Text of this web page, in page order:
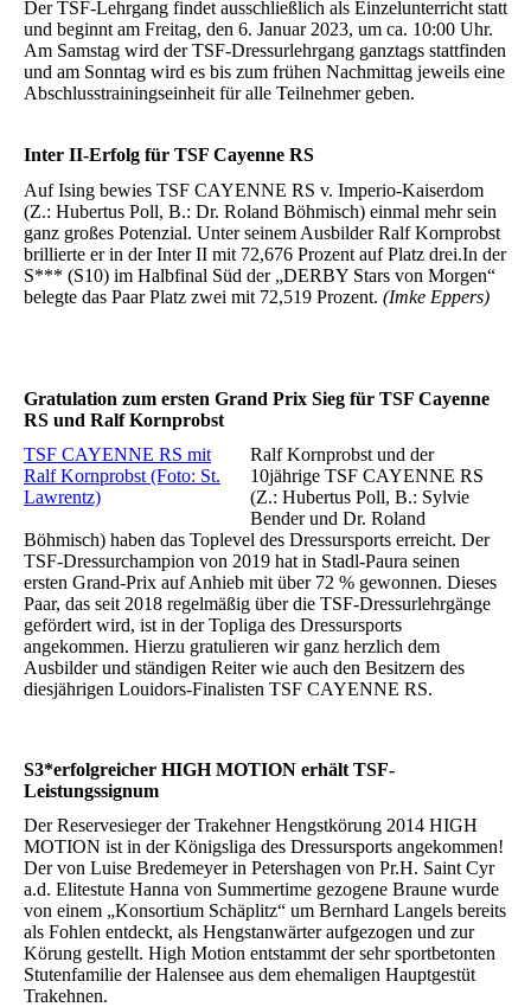
Der TSF-Lehrgang findet ausschließlich als Einzelunterricht statt
und beginnt am Freitag, den 6. Januar 2023, um ca. 10:00 Uhr.
Am Samstag wird der TSF-Dressurlehrgang ganztags stattfinden
und am Sonntag wird es bis zum frühen Nachmittag jeweils eine
Abschlusstrainingseinheit für alle Teilnehmer geben.
Inter II-Erfolg für TSF Cayenne RS
Auf Ising bewies TSF CAYENNE RS v. Imperio-Kaiserdom
(Z.: Hubertus Poll, B.: Dr. Roland Böhmisch) einmal mehr sein
ganz großes Potenzial. Unter seinem Ausbilder Ralf Kornprobst
brillierte er in der Inter II mit 72,676 Prozent auf Platz drei.In der
S*** (S10) im Halbfinal Süd der „DERBY Stars von Morgen“
belegte das Paar Platz zwei mit 72,519 Prozent. (Imke Eppers)
Gratulation zum ersten Grand Prix Sieg für TSF Cayenne
RS und Ralf Kornprobst
TSF CAYENNE RS mit
Ralf Kornprobst (Foto: St.
Lawrentz)
Ralf Kornprobst und der
10jährige TSF CAYENNE RS
(Z.: Hubertus Poll, B.: Sylvie
Bender und Dr. Roland
Böhmisch) haben das Toplevel des Dressursports erreicht. Der
TSF-Dressurchampion von 2019 hat in Stadl-Paura seinen
ersten Grand-Prix auf Anhieb mit über 72 % gewonnen. Dieses
Paar, das seit 2018 regelmäßig über die TSF-Dressurlehrgänge
gefördert wird, ist in der Topliga des Dressursports
angekommen. Hierzu gratulieren wir ganz herzlich dem
Ausbilder und ständigen Reiter wie auch den Besitzern des
diesjährigen Louidors-Finalisten TSF CAYENNE RS.
S3*erfolgreicher HIGH MOTION erhält TSF-
Leistungssignum
Der Reservesieger der Trakehner Hengstkörung 2014 HIGH
MOTION ist in der Königsliga des Dressursports angekommen!
Der von Luise Bredemeyer in Petershagen von Pr.H. Saint Cyr
a.d. Elitestute Hanna von Summertime gezogene Braune wurde
von einem „Konsortium Schäplitz“ um Bernhard Langels bereits
als Fohlen entdeckt, als Hengstanwärter aufgezogen und zur
Körung gestellt. High Motion entstammt der sehr sportbetonten
Stutenfamilie der Halensee aus dem ehemaligen Hauptgestüt
Trakehnen.